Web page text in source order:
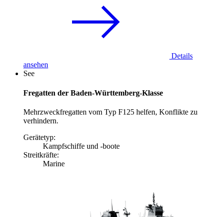
Details
ansehen
See
Fregatten der Baden-Württemberg-Klasse
Mehrzweckfregatten vom Typ F125 helfen, Konflikte zu
verhindern.
Gerätetyp:
Kampfschiffe und -boote
Streitkräfte:
Marine